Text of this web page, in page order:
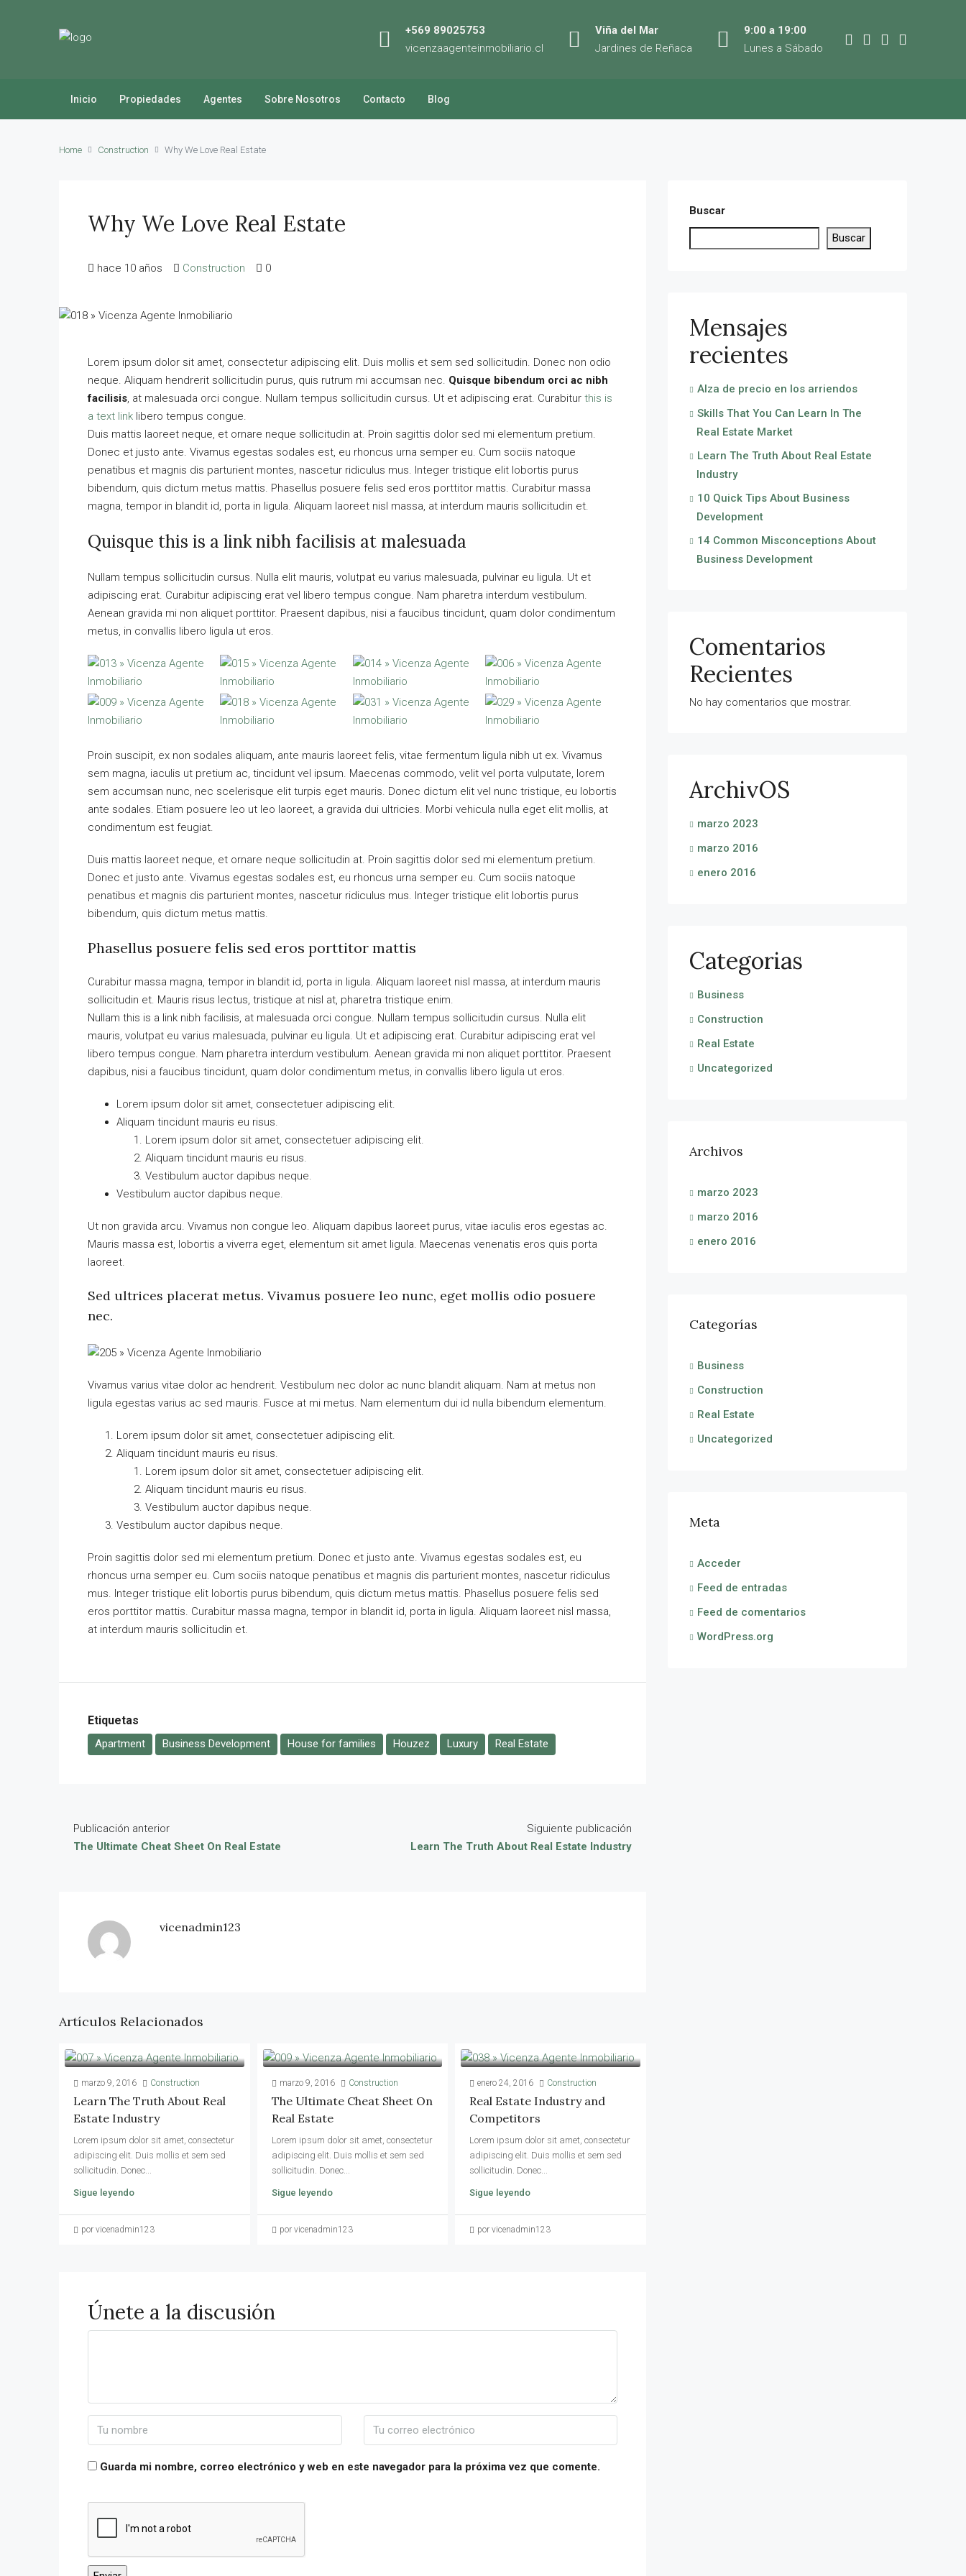
+569 89025753
vicenzaagenteinmobiliario.cl
Viña del Mar
Jardines de Reñaca
9:00 a 19:00
Lunes a Sábado
Inicio Propiedades Agentes Sobre Nosotros Contacto Blog
Home Construction Why We Love Real Estate
Why We Love Real Estate
hace 10 años Construction 0
Lorem ipsum dolor sit amet, consectetur adipiscing elit. Duis mollis et sem sed sollicitudin. Donec non odio
neque. Aliquam hendrerit sollicitudin purus, quis rutrum mi accumsan nec. Quisque bibendum orci ac nibh
facilisis , at malesuada orci congue. Nullam tempus sollicitudin cursus. Ut et adipiscing erat. Curabitur this is
a text link libero tempus congue.
Duis mattis laoreet neque, et ornare neque sollicitudin at. Proin sagittis dolor sed mi elementum pretium.
Donec et justo ante. Vivamus egestas sodales est, eu rhoncus urna semper eu. Cum sociis natoque
penatibus et magnis dis parturient montes, nascetur ridiculus mus. Integer tristique elit lobortis purus
bibendum, quis dictum metus mattis. Phasellus posuere felis sed eros porttitor mattis. Curabitur massa
magna, tempor in blandit id, porta in ligula. Aliquam laoreet nisl massa, at interdum mauris sollicitudin et.
Quisque this is a link nibh facilisis at malesuada
Nullam tempus sollicitudin cursus. Nulla elit mauris, volutpat eu varius malesuada, pulvinar eu ligula. Ut et
adipiscing erat. Curabitur adipiscing erat vel libero tempus congue. Nam pharetra interdum vestibulum.
Aenean gravida mi non aliquet porttitor. Praesent dapibus, nisi a faucibus tincidunt, quam dolor condimentum
metus, in convallis libero ligula ut eros.
Proin suscipit, ex non sodales aliquam, ante mauris laoreet felis, vitae fermentum ligula nibh ut ex. Vivamus
sem magna, iaculis ut pretium ac, tincidunt vel ipsum. Maecenas commodo, velit vel porta vulputate, lorem
sem accumsan nunc, nec scelerisque elit turpis eget mauris. Donec dictum elit vel nunc tristique, eu lobortis
ante sodales. Etiam posuere leo ut leo laoreet, a gravida dui ultricies. Morbi vehicula nulla eget elit mollis, at
condimentum est feugiat.
Duis mattis laoreet neque, et ornare neque sollicitudin at. Proin sagittis dolor sed mi elementum pretium.
Donec et justo ante. Vivamus egestas sodales est, eu rhoncus urna semper eu. Cum sociis natoque
penatibus et magnis dis parturient montes, nascetur ridiculus mus. Integer tristique elit lobortis purus
bibendum, quis dictum metus mattis.
Phasellus posuere felis sed eros porttitor mattis
Curabitur massa magna, tempor in blandit id, porta in ligula. Aliquam laoreet nisl massa, at interdum mauris
sollicitudin et. Mauris risus lectus, tristique at nisl at, pharetra tristique enim.
Nullam this is a link nibh facilisis, at malesuada orci congue. Nullam tempus sollicitudin cursus. Nulla elit
mauris, volutpat eu varius malesuada, pulvinar eu ligula. Ut et adipiscing erat. Curabitur adipiscing erat vel
libero tempus congue. Nam pharetra interdum vestibulum. Aenean gravida mi non aliquet porttitor. Praesent
dapibus, nisi a faucibus tincidunt, quam dolor condimentum metus, in convallis libero ligula ut eros.
Lorem ipsum dolor sit amet, consectetuer adipiscing elit.
Aliquam tincidunt mauris eu risus.
Lorem ipsum dolor sit amet, consectetuer adipiscing elit.
Aliquam tincidunt mauris eu risus.
Vestibulum auctor dapibus neque.
Vestibulum auctor dapibus neque.
Ut non gravida arcu. Vivamus non congue leo. Aliquam dapibus laoreet purus, vitae iaculis eros egestas ac.
Mauris massa est, lobortis a viverra eget, elementum sit amet ligula. Maecenas venenatis eros quis porta
laoreet.
Sed ultrices placerat metus. Vivamus posuere leo nunc, eget mollis odio posuere
nec.
Vivamus varius vitae dolor ac hendrerit. Vestibulum nec dolor ac nunc blandit aliquam. Nam at metus non
ligula egestas varius ac sed mauris. Fusce at mi metus. Nam elementum dui id nulla bibendum elementum.
Lorem ipsum dolor sit amet, consectetuer adipiscing elit.
Aliquam tincidunt mauris eu risus.
Lorem ipsum dolor sit amet, consectetuer adipiscing elit.
Aliquam tincidunt mauris eu risus.
Vestibulum auctor dapibus neque.
Vestibulum auctor dapibus neque.
Proin sagittis dolor sed mi elementum pretium. Donec et justo ante. Vivamus egestas sodales est, eu
rhoncus urna semper eu. Cum sociis natoque penatibus et magnis dis parturient montes, nascetur ridiculus
mus. Integer tristique elit lobortis purus bibendum, quis dictum metus mattis. Phasellus posuere felis sed
eros porttitor mattis. Curabitur massa magna, tempor in blandit id, porta in ligula. Aliquam laoreet nisl massa,
at interdum mauris sollicitudin et.
Etiquetas
Apartment Business Development House for families Houzez Luxury Real Estate
Publicación anterior
The Ultimate Cheat Sheet On Real Estate
Siguiente publicación
Learn The Truth About Real Estate Industry
vicenadmin123
Artículos Relacionados
marzo 9, 2016 Construction
Learn The Truth About Real
Estate Industry
Lorem ipsum dolor sit amet, consectetur
adipiscing elit. Duis mollis et sem sed
sollicitudin. Donec...
Sigue leyendo
por vicenadmin123
marzo 9, 2016 Construction
The Ultimate Cheat Sheet On
Real Estate
Lorem ipsum dolor sit amet, consectetur
adipiscing elit. Duis mollis et sem sed
sollicitudin. Donec...
Sigue leyendo
por vicenadmin123
enero 24, 2016 Construction
Real Estate Industry and
Competitors
Lorem ipsum dolor sit amet, consectetur
adipiscing elit. Duis mollis et sem sed
sollicitudin. Donec...
Sigue leyendo
por vicenadmin123
Únete a la discusión
Guarda mi nombre, correo electrónico y web en este navegador para la próxima vez que comente.
Buscar
Buscar
Mensajes
recientes
Alza de precio en los arriendos
Skills That You Can Learn In The
Real Estate Market
Learn The Truth About Real Estate
Industry
10 Quick Tips About Business
Development
14 Common Misconceptions About
Business Development
Comentarios
Recientes
No hay comentarios que mostrar.
ArchivOS
marzo 2023
marzo 2016
enero 2016
Categorias
Business
Construction
Real Estate
Uncategorized
Archivos
marzo 2023
marzo 2016
enero 2016
Categorías
Business
Construction
Real Estate
Uncategorized
Meta
Acceder
Feed de entradas
Feed de comentarios
WordPress.org